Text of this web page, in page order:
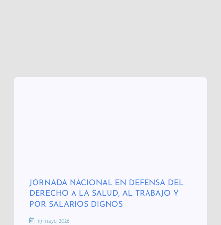
JORNADA NACIONAL EN DEFENSA DEL
DERECHO A LA SALUD, AL TRABAJO Y
POR SALARIOS DIGNOS
19 mayo, 2026